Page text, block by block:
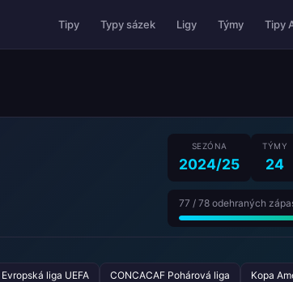
Tipy Typy sázek Ligy Týmy Tipy
SEZÓNA
2024/25
TÝMY
24
77 / 78 odehraných
Evropská liga UEFA CONCACAF Pohárová liga Kopa